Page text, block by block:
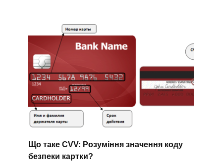
Що таке CVV: Розуміння значення коду
безпеки картки?